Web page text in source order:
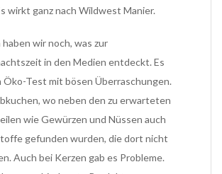
wirkt ganz nach Wildwest Manier.
haben wir noch, was zur
in den Medien entdeckt. Es
Öko-Test mit bösen Überraschungen.
wo neben den zu erwarteten
wie Gewürzen und Nüssen auch
gefunden wurden, die dort nicht
Auch bei Kerzen gab es Probleme.